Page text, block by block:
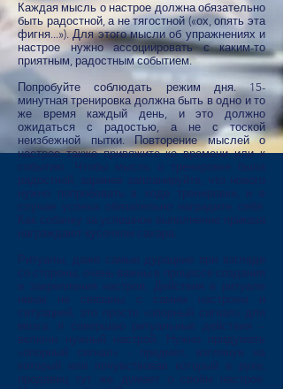
Каждая мысль о настрое должна обязательно
быть радостной, а не тягостной («ох, опять эта
фигня...»). Для этого мысли об упражнениях и
настрое нужно ассоциировать с каким-то
приятным, радостным событием.
Попробуйте соблюдать режим дня. 15-
минутная тренировка должна быть в одно и то
же время каждый день, и это должно
ожидаться с радостью, а не с тоской
неизбежной пытки. Повторение мыслей о
настрое также привяжите ко времени или к
событию. Чтобы мысль о тренировке была
радостной, заранее запланируйте, что нового
нужно попробовать в ходе тренировки, и в
случае успеха обязательно наградите себя.
Как собачку за успешное выполнение приказа
награждают кусочком сахара.
Ритуалы, даже самые дурацкие при взгляде
со стороны, очень важны в процессе создания
и закрепления настроя. Действия в ритуале
никак не связаны с самим настроем и
ситуацией, это просто «опорный сигнал» для
мозга: я совершаю ритуальные действия –
включи нужный настрой. Нужно придумать
«опорный сигнал» - предмет, взглянув на
который или почувствовав который в руке,
продавец тут же думает о своём настрое.